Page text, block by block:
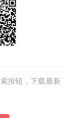
按钮，下载最新